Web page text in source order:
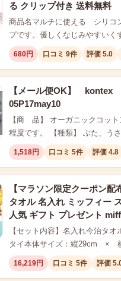
る クリップ付き 送料無料
商品名マルチに使える シリコ
プです。優しくなじみやすい
680円 口コミ 9件 評価 5.0
【メール便OK】
05P17may10
【商 品】 オーガニックコッ
程度です。 【種類】 ぶた、う
1,518円 口コミ 5件 評価 4.8
【マラソン限定クーポン
タオル 名入れ ミッフィー
人気 ギフト プレゼント
【セット内容】名入れ今治タ
タイ本体サイズ：縦29cm ×
16,219円 口コミ 5件 評価